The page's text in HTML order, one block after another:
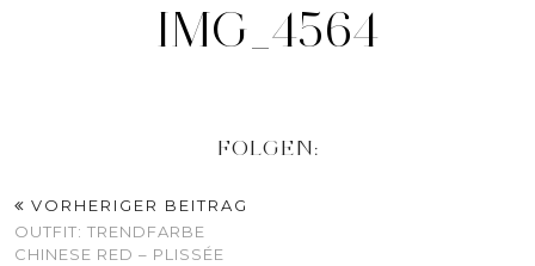
IMG_4564
FOLGEN:
VORHERIGER BEITRAG
OUTFIT: TRENDFARBE
CHINESE RED – PLISSÉE